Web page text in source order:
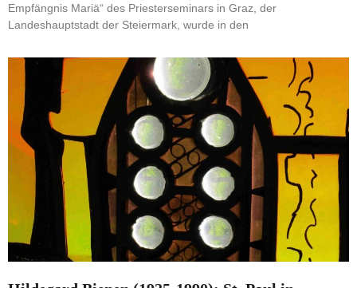
Empfängnis Mariä“ des Priesterseminars in Graz, der
Landeshauptstadt der Steiermark, wurde in den